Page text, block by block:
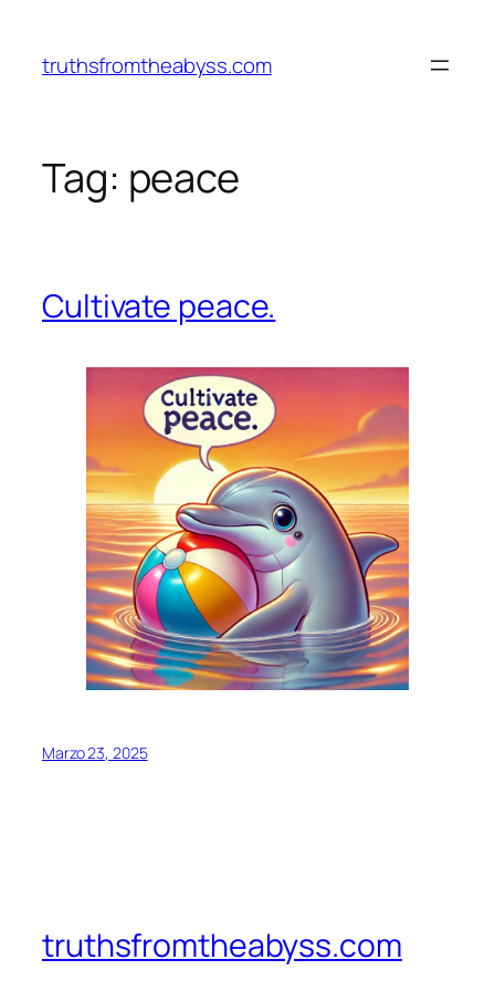
contenuto
truthsfromtheabyss.com
Tag: peace
Cultivate peace.
Marzo 23, 2025
truthsfromtheabyss.com